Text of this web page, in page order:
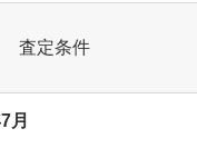
査定条件
月